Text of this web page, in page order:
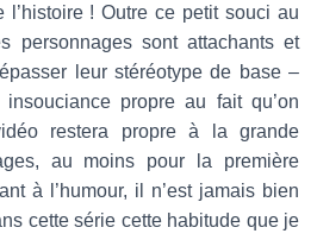
! Outre ce petit souci au
personnages sont attachants et
leur stéréotype de base –
propre au fait qu’on
restera propre à la grande
au moins pour la première
à l’humour, il n’est jamais bien
cette série cette habitude que je